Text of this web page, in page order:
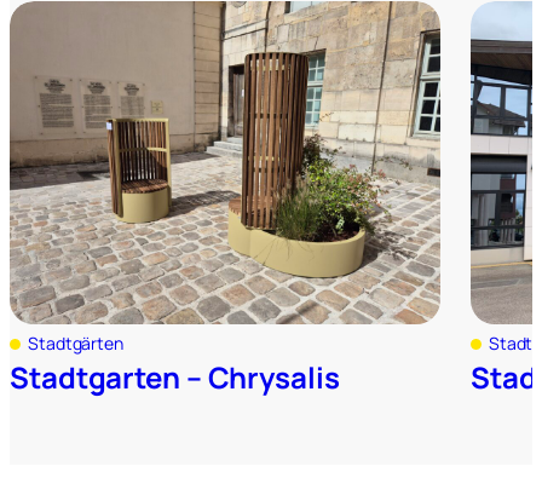
Stadtgärten
Stadtgarten – Chrysalis